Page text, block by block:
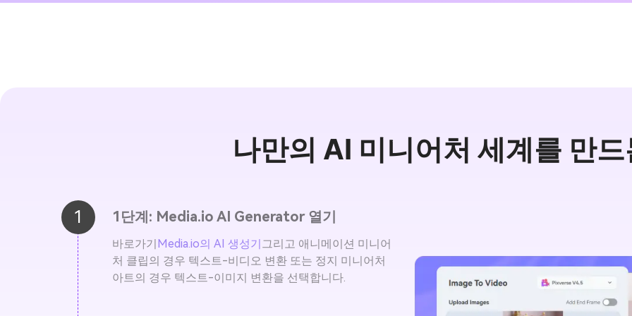
나만의 AI 미니어처 세계를 만
1 1단계: Media.io AI Generator 열기
바로가기Media.io의 AI 생성기 그리고 애니메이션 미니어
처 클립의 경우 텍스트-비디오 변환 또는 정지 미니어처
아트의 경우 텍스트-이미지 변환을 선택합니다.